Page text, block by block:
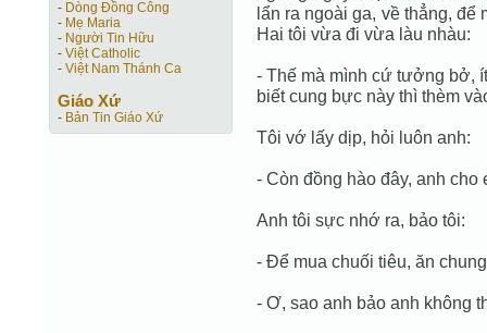
- Dòng Đồng Công
- Mẹ Maria
- Người Tin Hữu
- Việt Catholic
- Việt Nam Thánh Ca
Giáo Xứ
- Bản Tin Giáo Xứ
lẩn ra ngoài ga, về thẳng,
Hai tôi vừa đi vừa làu nhàu:
- Thế mà mình cứ tưởng bở,
biết cung bực này thì thèm
Tôi vớ lấy dịp, hỏi luôn anh:
- Còn đồng hào đây, anh cho
Anh tôi sực nhớ ra, bảo tôi:
- Để mua chuối tiêu, ăn
- Ơ, sao anh bảo anh không